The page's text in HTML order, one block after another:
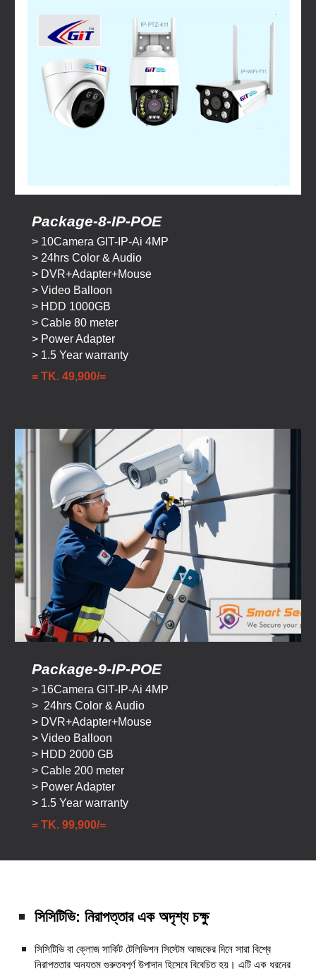
Package-8-IP-POE
> 10Camera GIT-IP-Ai 4MP
> 24hrs Color & Audio
> DVR+Adapter+Mouse
> Video Balloon
> HDD 1000GB
> Cable 80 meter
> Power Adapter
> 1.5 Year warranty
= TK.49,900/=
Package-9-IP-POE
> 16Camera GIT-IP-Ai 4MP
> 24hrs Color & Audio
> DVR+Adapter+Mouse
> Video Balloon
> HDD 2000 GB
> Cable 200 meter
> Power Adapter
> 1.5 Year warranty
= TK. 99,900/=
সিসিটিভি: নিরাপত্তার এক অদৃশ্য চক্ষু
সিসিটিভি বা ক্লোজ সার্কিট টেলিভিশন সিস্টেম আজকের দিনে সারা বিশ্বে
নিরাপত্তার অন্যতম গুরুত্বপূর্ণ উপাদান হিসেবে বিবেচিত হয়। এটি এক ধরনের